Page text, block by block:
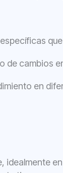
de cambios
en
idealmente